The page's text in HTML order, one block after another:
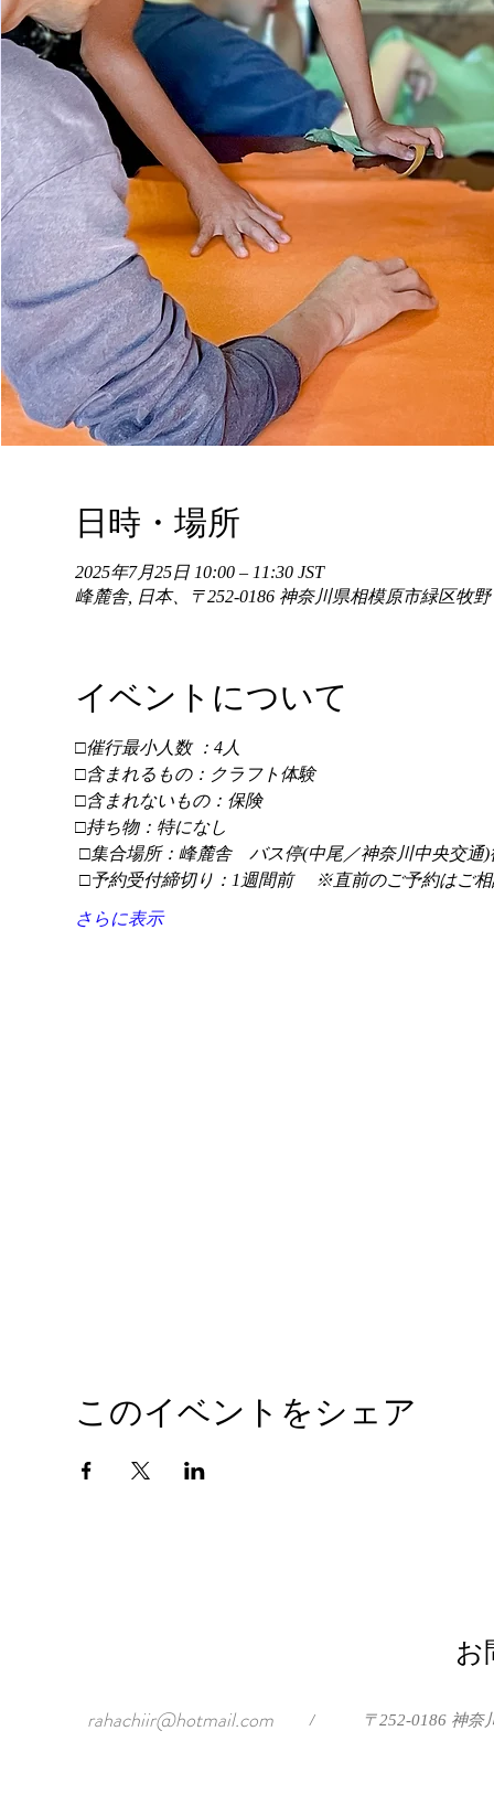
日時・場所
2025年7月25日 10:00 – 11:30 JST
峰麓舎, 日本、〒252-0186 神奈川県相模原市緑区牧
イベントについて
□催行最小人数 ：4人
□含まれるもの：クラフト体験
□含まれないもの：保険
□持ち物：特になし
□集合場所：峰麓舎　バス停(中尾／神奈川中央交通)
□予約受付締切り：1週間前 　※直前のご予約はご
さらに表示
このイベントをシェア
お
rahachiir@hotmail.com / 〒252-0186 神奈